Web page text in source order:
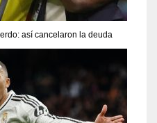
así cancelaron la deuda